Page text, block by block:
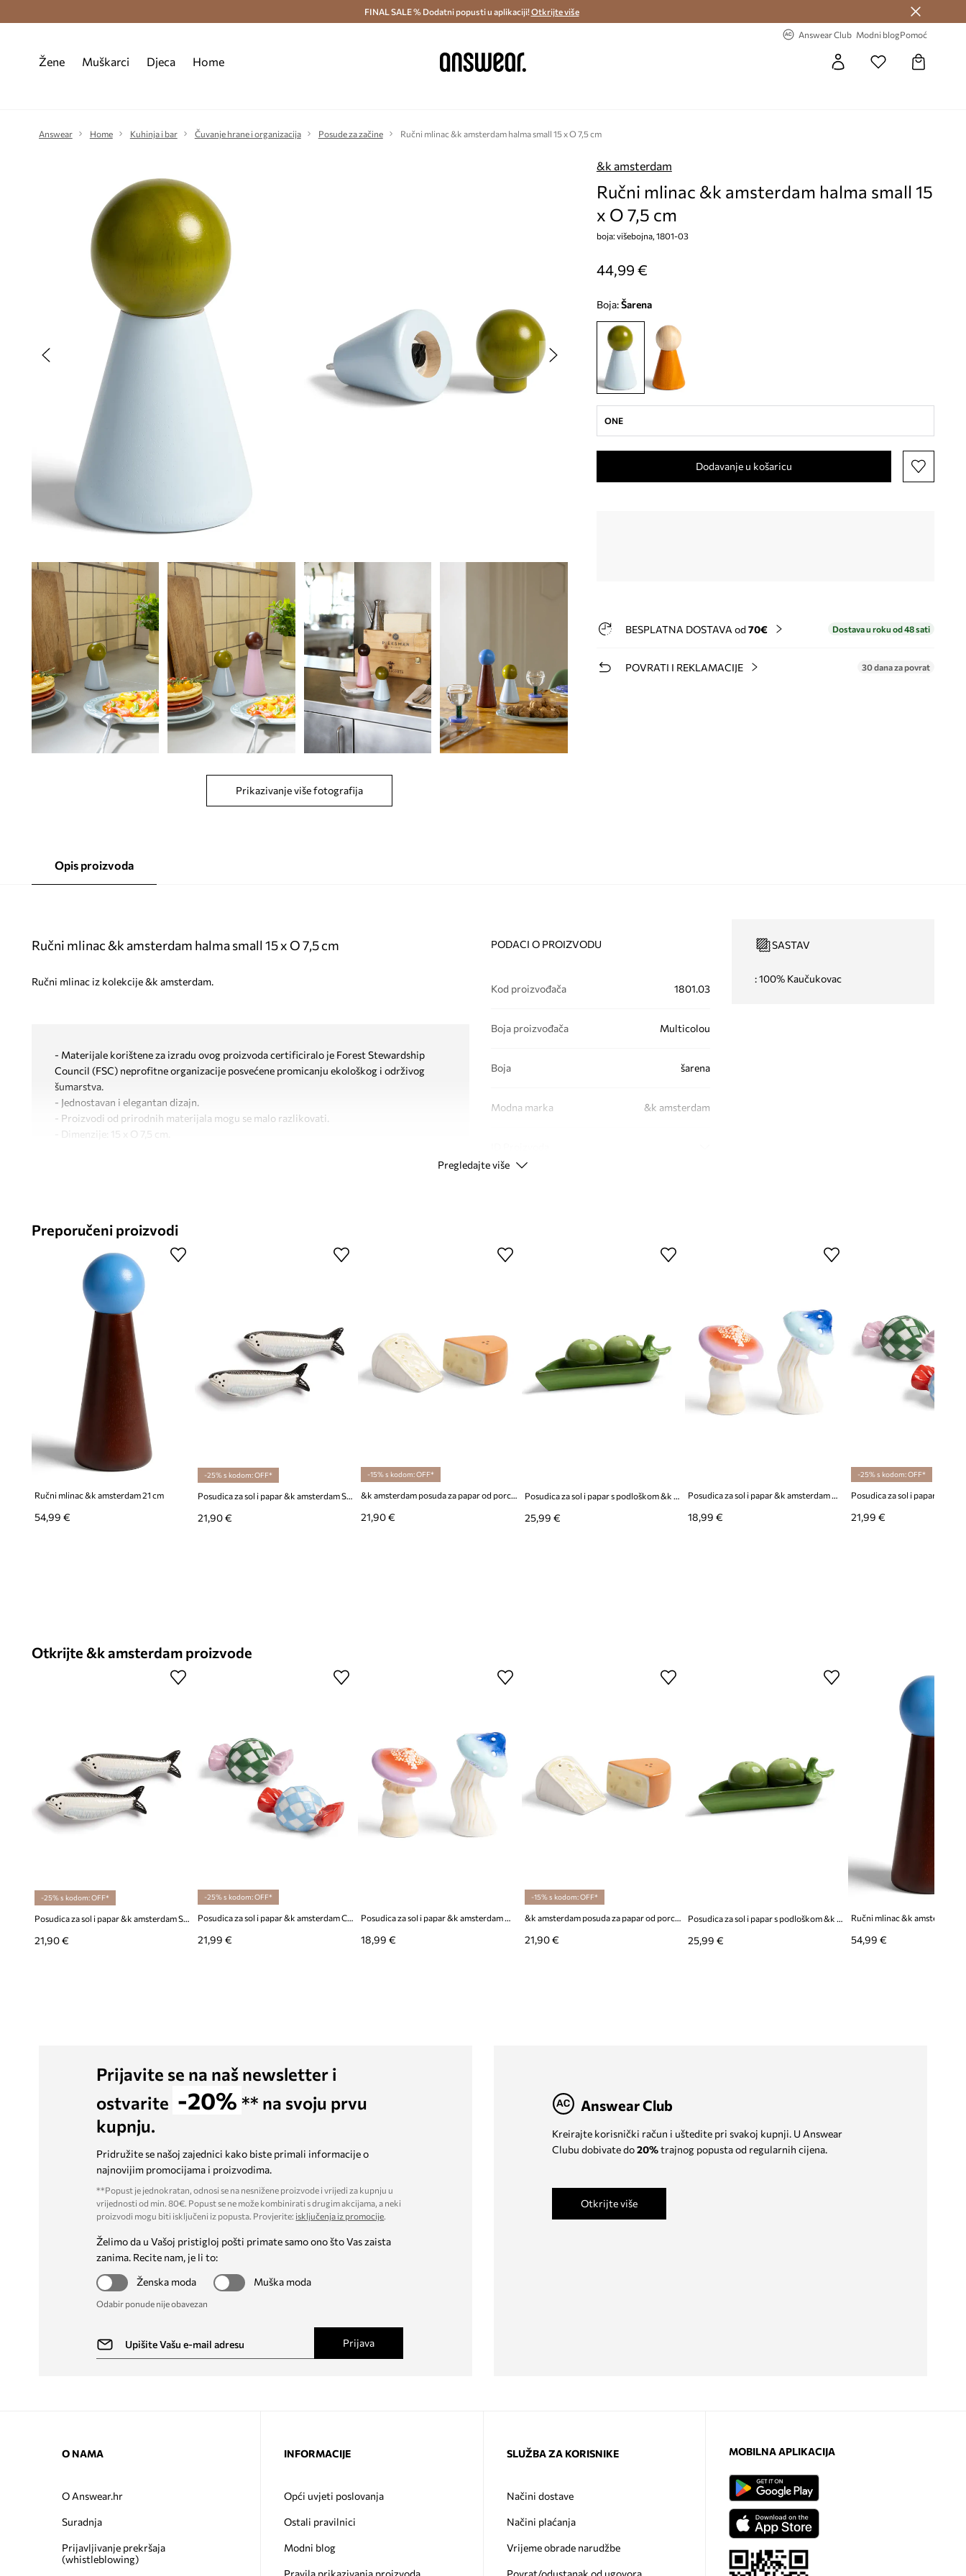
Besplatna dostava i povrat (od 70€) > Dostava u roku 48 sati >
FINAL SALE % Dodatni popusti u aplikaciji!Otkrijte više
Answear Club Modni blogPomoć
Žene Muškarci Djeca Home
Answear Home Kuhinja i bar Čuvanje hrane i organizacija Posude za začine Ručni mlinac &k amsterdam halma small 15 x O 7,5 cm
Prikazivanje više fotografija
&k amsterdam
Ručni mlinac &k amsterdam halma small 15
x O 7,5 cm
boja: višebojna, 1801-03
44,99 €
Boja: šarena
ONE
Dodavanje u košaricu
BESPLATNA DOSTAVA od 70€ Dostava u roku od 48 sati
POVRATI I REKLAMACIJE 30 dana za povrat
Opis proizvoda
Ručni mlinac &k amsterdam halma small 15 x O 7,5 cm
Ručni mlinac iz kolekcije &k amsterdam.
- Materijale korištene za izradu ovog proizvoda certificiralo je Forest Stewardship
Council (FSC) neprofitne organizacije posvećene promicanju ekološkog i održivog
šumarstva.
- Jednostavan i elegantan dizajn.
- Proizvodi od prirodnih materijala mogu se malo razlikovati.
- Dimenzije: 15 x O 7,5 cm.
PODACI O PROIZVODU
Kod proizvođača 1801.03
Boja proizvođača Multicolou
Boja šarena
Modna marka &k amsterdam
SASTAV
: 100% Kaučukovac
Pregledajte više
Preporučeni proizvodi
Ručni mlinac &k amsterdam 21 cm
54,99 €
-25% s kodom: OFF*
Posudica za sol i papar &k amsterdam Sardine
21,90 €
-15% s kodom: OFF*
21,90 €
Posudica za sol i papar s podloškom &k amsterdam
25,99 € 18,99 €
-25% s kodom: OFF*
21,99 €
Otkrijte &k amsterdam proizvode
-25% s kodom: OFF*
Posudica za sol i papar &k amsterdam Sardine
21,90 €
-25% s kodom: OFF*
21,99 € 18,99 €
-15% s kodom: OFF*
&k amsterdam posuda za papar od porculana
21,90 €
Posudica za sol i papar s podloškom &k amsterdam
25,99 €
Ručni mlinac &k amsterdam
54,99 €
Prijavite se na naš newsletter i
ostvarite -20% ** na svoju prvu
kupnju.
Pridružite se našoj zajednici kako biste primali informacije o
najnovijim promocijama i proizvodima.
**Popust je jednokratan, odnosi se na nesnižene proizvode i vrijedi za kupnju u
vrijednosti od min. 80€. Popust se ne može kombinirati s drugim akcijama, a neki
proizvodi mogu biti isključeni iz popusta. Provjerite: isključenja iz promocije.
Želimo da u Vašoj pristigloj pošti primate samo ono što Vas zaista
zanima. Recite nam, je li to:
Ženska moda
Muška moda
Odabir ponude nije obavezan
Prijava
Answear Club
Kreirajte korisnički račun i uštedite pri svakoj kupnji. U Answear
Clubu dobivate do20%trajnog popusta od regularnih cijena.
Otkrijte više
O NAMA
O Answear.hr
Suradnja
Prijavljivanje prekršaja
(whistleblowing)
INFORMACIJE
Opći uvjeti poslovanja
Ostali pravilnici
Modni blog
SLUŽBA ZA KORISNIKE
Načini dostave
Načini plaćanja
Vrijeme obrade narudžbe
MOBILNA APLIKACIJA